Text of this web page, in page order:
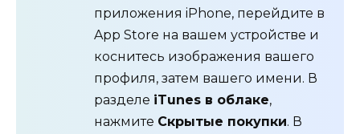
приложения iPhone, перейдите в
App Store на вашем устройстве и
коснитесь изображения вашего
профиля, затем вашего имени. В
разделе iTunes в облаке,
нажмите Скрытые покупки. В